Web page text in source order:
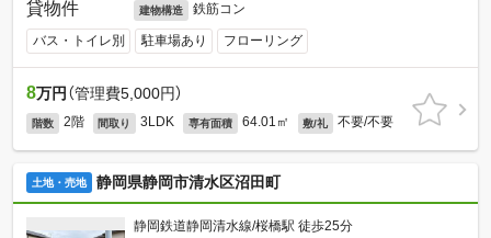
建物構造 鉄筋コン
バス・トイレ別 駐車場あり フローリング
8万円 （管理費5,000円）
階数 2階 間取り 3LDK 専有面積 64.01㎡ 敷/礼 不要/不要
土地・売地 静岡県静岡市清水区沼田町
静岡鉄道静岡清水線/桜橋駅 徒歩25分